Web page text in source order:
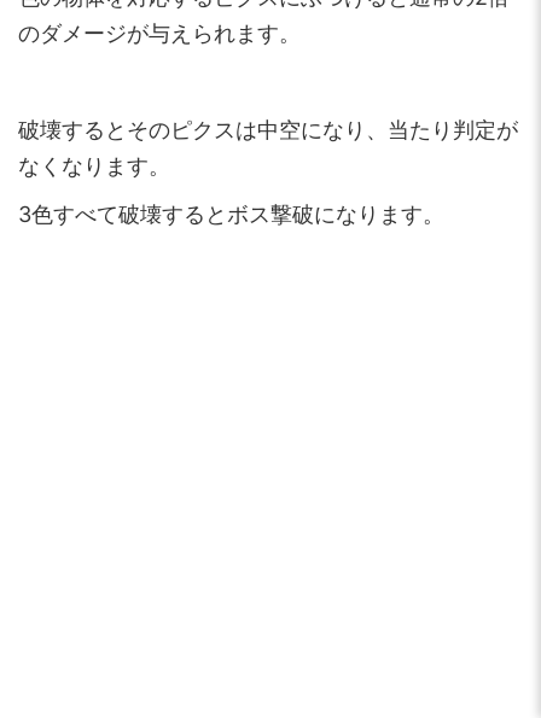
のダメージが与えられます。
破壊するとそのピクスは中空になり、当たり判定が
なくなります。
3色すべて破壊するとボス撃破になります。